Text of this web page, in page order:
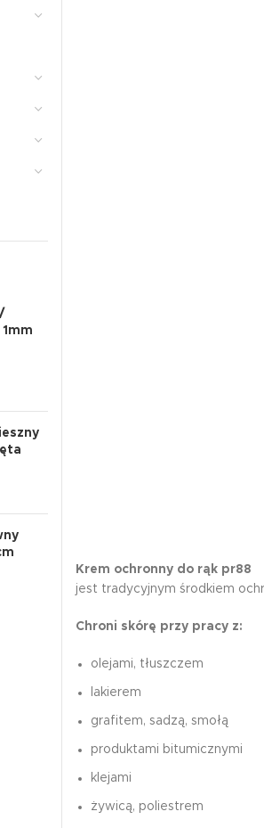
Krem ochronny do rąk pr88
jest tradycyjnym środkiem
Chroni skórę przy pracy z:
olejami, tłuszczem
lakierem
grafitem, sadzą, smołą
produktami bitumicznymi
klejami
żywicą, poliestrem